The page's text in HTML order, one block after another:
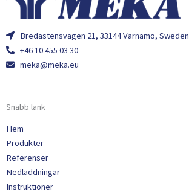
Bredastensvägen 21, 33144 Värnamo, Sweden
+46 10 455 03 30
meka@meka.eu
Snabb länk
Hem
Produkter
Referenser
Nedladdningar
Instruktioner